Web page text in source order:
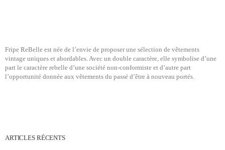
Fripe ReBelle est née de l’envie de proposer une sélection de vêtements
vintage uniques et abordables. Avec un double caractère, elle symbolise d’une
part le caractère rebelle d’une société non-conformiste et d’autre part
l’opportunité donnée aux vêtements du passé d’être à nouveau portés.
ARTICLES RÉCENTS